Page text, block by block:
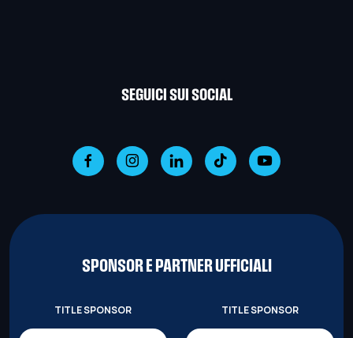
SEGUICI SUI SOCIAL
SPONSOR E PARTNER UFFICIALI
TITLE SPONSOR TITLE SPONSOR